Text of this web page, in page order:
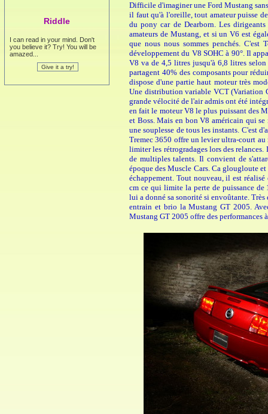
Riddle
I can read in your mind. Don't
you believe it? Try! You will be
amazed...
Difficile d'imaginer une Ford Mustang
il faut qu'à l'oreille, tout amateur puisse
du pony car de Dearborn. Les
amateurs de Mustang, et si un V6 est
que nous nous sommes penchés. C'est
développement du V8 SOHC à 90°. Il
V8 va de 4,5 litres jusqu'à 6,8 litres
partagent 40% des composants pour
dispose d'une partie haut moteur très
Une distribution variable VCT (Variation
grande vélocité de l'air admis ont été
en fait le moteur V8 le plus puissant des
et Boss. Mais en bon V8 américain qui
une souplesse de tous les instants. C'est
Tremec 3650 offre un levier ultra-court
limiter les rétrogradages lors des
de multiples talents. Il convient de
époque des Muscle Cars. Ca glougloute
échappement. Tout nouveau, il est
cm ce qui limite la perte de puissance de
lui a donné sa sonorité si envoûtante.
entrain et brio la Mustang GT 2005.
Mustang GT 2005 offre des performances